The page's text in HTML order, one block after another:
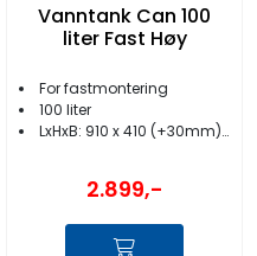
Vanntank Can 100
liter Fast Høy
For fastmontering
100 liter
LxHxB: 910 x 410 (+30mm) x 300 mm
2.899,-